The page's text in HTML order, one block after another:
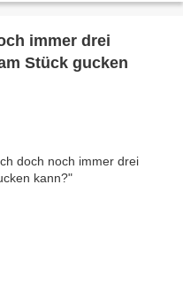
immer drei
Stück gucken